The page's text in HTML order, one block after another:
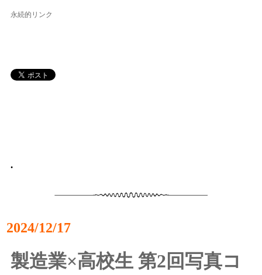
永続的リンク
•
2024/12/17
製造業×高校生 第2回写真コ